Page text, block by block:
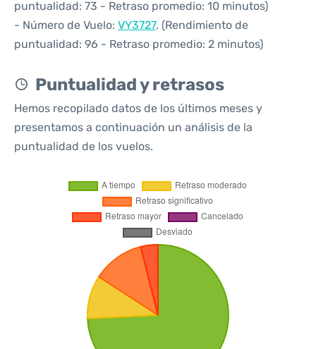
puntualidad: 73 - Retraso promedio: 10 minutos)
- Número de Vuelo: VY3727. (Rendimiento de
puntualidad: 96 - Retraso promedio: 2 minutos)
Puntualidad y retrasos
Hemos recopilado datos de los últimos meses y
presentamos a continuación un análisis de la
puntualidad de los vuelos.